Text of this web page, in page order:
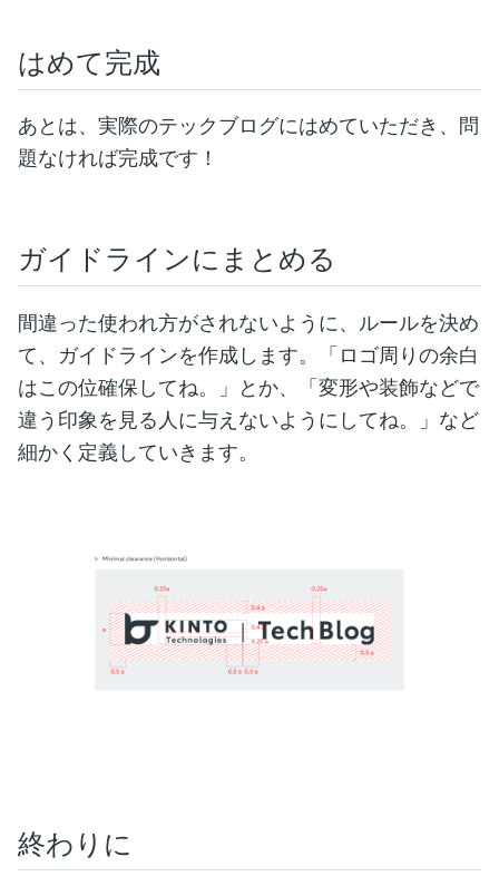
はめて完成
あとは、実際のテックブログにはめていただき、問
題なければ完成です！
ガイドラインにまとめる
間違った使われ方がされないように、ルールを決め
て、ガイドラインを作成します。「ロゴ周りの余白
はこの位確保してね。」とか、「変形や装飾などで
違う印象を見る人に与えないようにしてね。」など
細かく定義していきます。
終わりに